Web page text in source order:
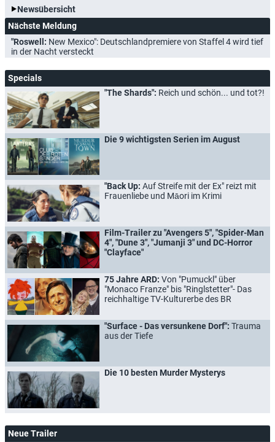
Newsübersicht
Nächste Meldung
"Roswell: New Mexico": Deutschlandpremiere von Staffel 4 wird tief
in der Nacht versteckt
Specials
"The Shards": Reich und schön... und tot?!
Die 9 wichtigsten Serien im August
"Back Up: Auf Streife mit der Ex" reizt mit
Frauenliebe und Māori im Krimi
Film-Trailer zu "Avengers 5", "Spider-Man
4", "Dune 3", "Jumanji 3" und DC-Horror
"Clayface"
75 Jahre ARD: Von "Pumuckl" über
"Monaco Franze" bis "Ringlstetter"- Das
reichhaltige TV-Kulturerbe des BR
"Surface - Das versunkene Dorf": Trauma
aus der Tiefe
Die 10 besten Murder Mysterys
Neue Trailer